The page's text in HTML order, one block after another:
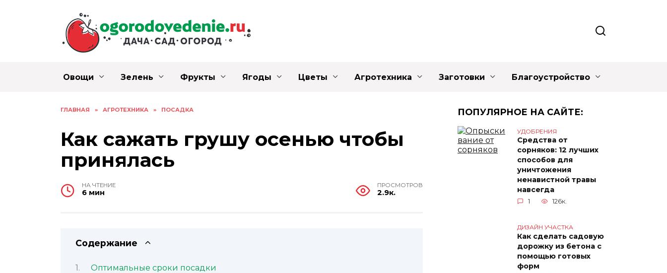
Овощи Зелень Фрукты Ягоды Цветы Агротехника Заготовки Благоустройство
ГЛАВНАЯ » АГРОТЕХНИКА » ПОСАДКА
Как сажать грушу осенью чтобы
принялась
НА ЧТЕНИЕ
6 мин
ПРОСМОТРОВ
2.9к.
Содержание
Оптимальные сроки посадки
ПОПУЛЯРНОЕ НА САЙТЕ:
УДОБРЕНИЯ
Средства от
сорняков: 12 лучших
способов для
уничтожения
ненавистной травы
навсегда
1 126к.
ДИЗАЙН УЧАСТКА
Как сделать садовую
дорожку из бетона с
помощью готовых
форм